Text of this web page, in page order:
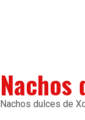
Nachos
Nachos dulces de